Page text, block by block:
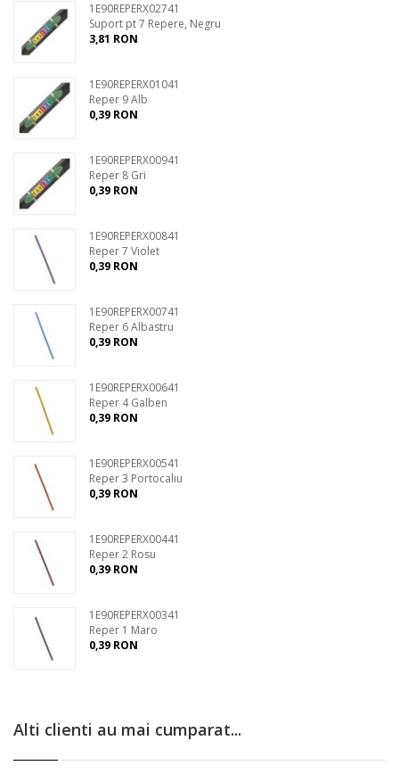
1E90REPERX02741
Suport pt 7 Repere, Negru
3,81 RON
1E90REPERX01041
Reper 9 Alb
0,39 RON
1E90REPERX00941
Reper 8 Gri
0,39 RON
1E90REPERX00841
Reper 7 Violet
0,39 RON
1E90REPERX00741
Reper 6 Albastru
0,39 RON
1E90REPERX00641
Reper 4 Galben
0,39 RON
1E90REPERX00541
Reper 3 Portocaliu
0,39 RON
1E90REPERX00441
Reper 2 Rosu
0,39 RON
1E90REPERX00341
Reper 1 Maro
0,39 RON
Alti clienti au mai cumparat...